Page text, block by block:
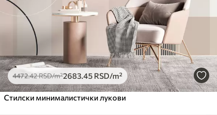
4472.42RSD/m²2683 .45 RSD/m²
Стилски минималистички лукови